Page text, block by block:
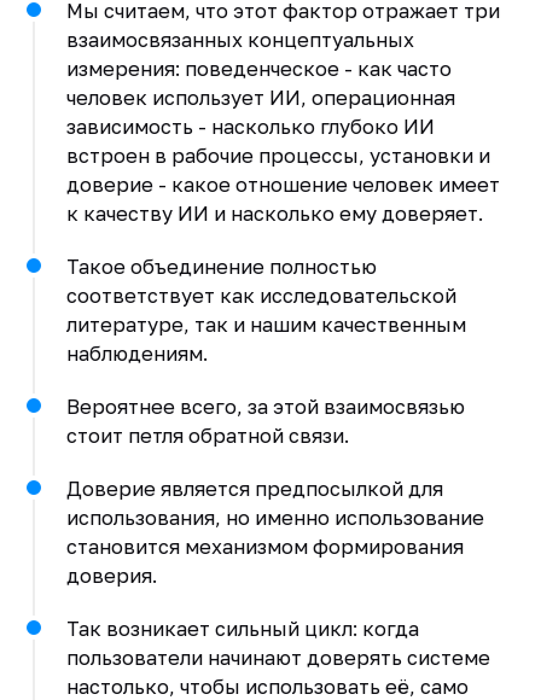
Мы считаем, что этот фактор отражает три
взаимосвязанных концептуальных
измерения: поведенческое - как часто
человек использует ИИ, операционная
зависимость - насколько глубоко ИИ
встроен в рабочие процессы, установки и
доверие - какое отношение человек имеет
к качеству ИИ и насколько ему доверяет.
Такое объединение полностью
соответствует как исследовательской
литературе, так и нашим качественным
наблюдениям.
Вероятнее всего, за этой взаимосвязью
стоит петля обратной связи.
Доверие является предпосылкой для
использования, но именно использование
становится механизмом формирования
доверия.
Так возникает сильный цикл: когда
пользователи начинают доверять системе
настолько, чтобы использовать её, само